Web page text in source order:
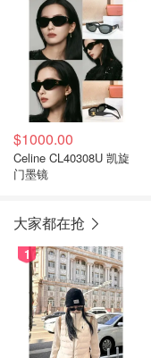
$1000.00
Celine CL40308U 凯旋
门墨镜
大家都在抢
1